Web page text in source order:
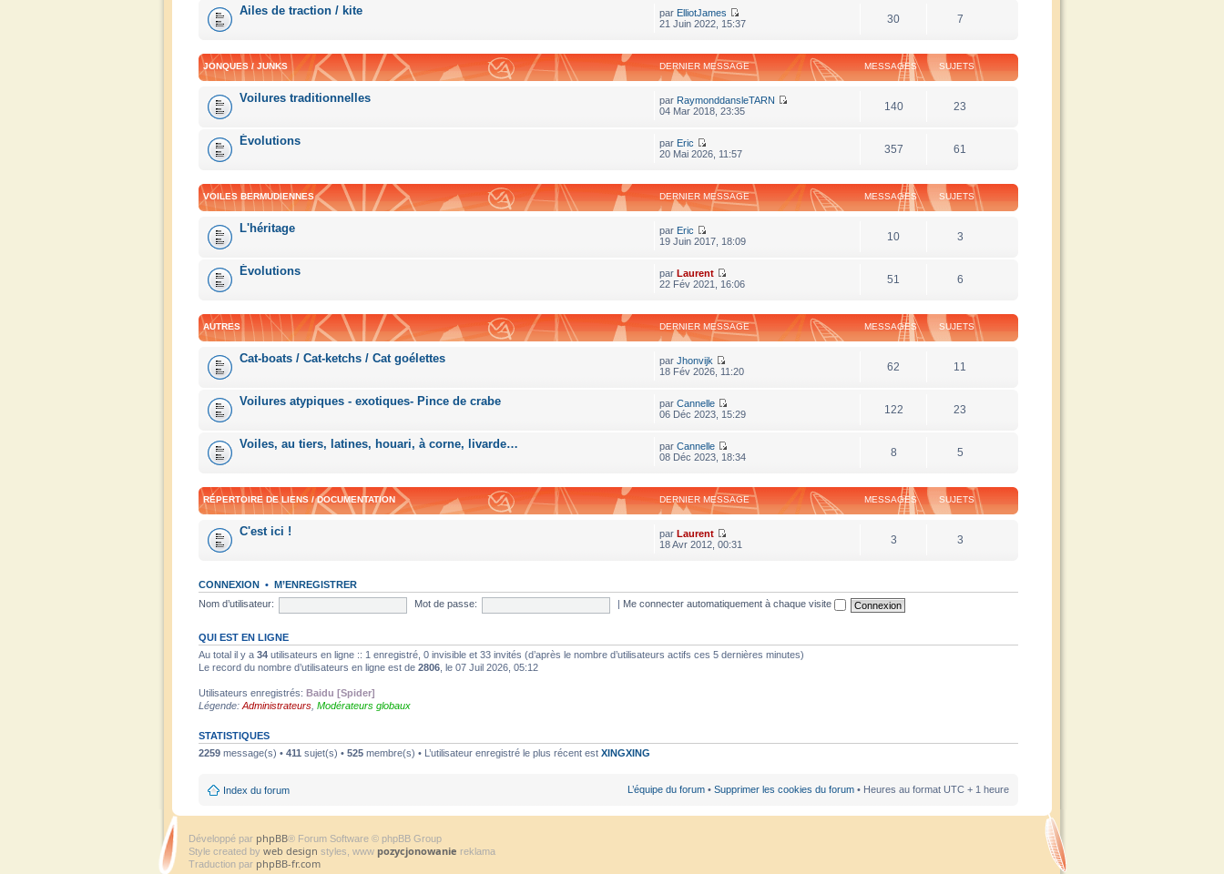
Ailes de traction / kite par ElliotJames
21 Juin 2022, 15:37
30 7
JONQUES / JUNKS DERNIER MESSAGE MESSAGES SUJETS
Voilures traditionnelles par RaymonddansleTARN
04 Mar 2018, 23:35
140 23
Évolutions par Eric
20 Mai 2026, 11:57
357 61
VOILES BERMUDIENNES DERNIER MESSAGE MESSAGES SUJETS
L'héritage par Eric
19 Juin 2017, 18:09
10 3
Évolutions par Laurent
22 Fév 2021, 16:06
51 6
AUTRES DERNIER MESSAGE MESSAGES SUJETS
Cat-boats / Cat-ketchs / Cat goélettes par Jhonvijk
18 Fév 2026, 11:20
62 11
Voilures atypiques - exotiques- Pince de crabe par Cannelle
06 Déc 2023, 15:29
122 23
Voiles, au tiers, latines, houari, à corne, livarde… par Cannelle
08 Déc 2023, 18:34
8 5
RÉPERTOIRE DE LIENS / DOCUMENTATION DERNIER MESSAGE MESSAGES SUJETS
C'est ici ! par Laurent
18 Avr 2012, 00:31
3 3
CONNEXION • M’ENREGISTRER
Nom d’utilisateur:
Mot de passe: Me connecter automatiquement à chaque visite
QUI EST EN LIGNE
Au total il y a 34 utilisateurs en ligne :: 1 enregistré, 0 invisible et 33 invités (d’après le nombre d’utilisateurs actifs ces 5 dernières minutes)
Le record du nombre d’utilisateurs en ligne est de 2806 , le 07 Juil 2026, 05:12
Utilisateurs enregistrés: Baidu [Spider]
Légende: Administrateurs Modérateurs globaux
STATISTIQUES
2259 message(s) • 411 sujet(s) • 525 membre(s) • L’utilisateur enregistré le plus récent est XINGXING
Index du forum L’équipe du forum • Supprimer les cookies du forum • Heures au format UTC + 1 heure
Développé par phpBB® Forum Software © phpBB Group
Style created by web design styles, www pozycjonowanie reklama
Traduction par phpBB-fr.com